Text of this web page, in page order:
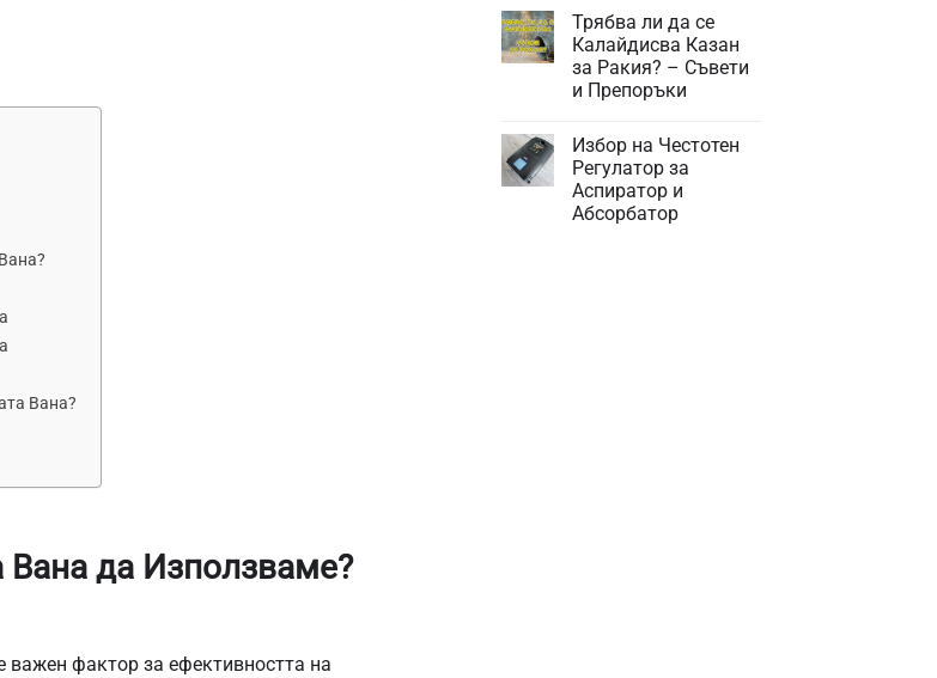
Вана?
Вана да Използваме?
важен фактор за ефективността на
Регулатор
7-
те
Най-
чести
Проблеми
Хладилници
за
Кола
Трябва ли да се
Калайдисва Казан
за Ракия? – Съвети
и Препоръки
за
Трябва
ли
да
се
Калайдисва
Избор на Честотен
Регулатор за
Аспиратор и
Абсорбатор